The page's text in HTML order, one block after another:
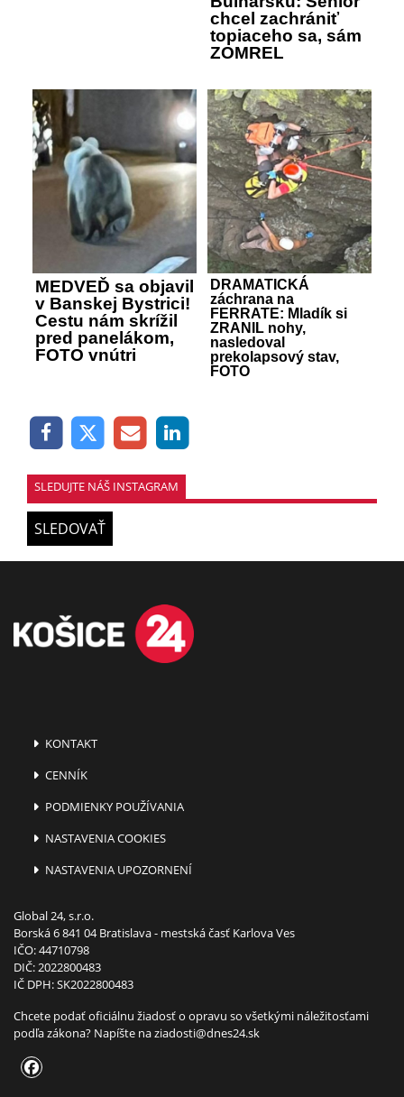
chcel zachrániť
topiaceho sa, sám
ZOMREL
MEDVEĎ sa objavil
v Banskej Bystrici!
Cestu nám skrížil
pred panelákom,
FOTO vnútri
DRAMATICKÁ
záchrana na
FERRATE: Mladík si
ZRANIL nohy,
nasledoval
prekolapsový stav,
FOTO
SLEDUJTE NÁŠ INSTAGRAM
SLEDOVAŤ
KONTAKT
CENNÍK
PODMIENKY POUŽÍVANIA
NASTAVENIA COOKIES
NASTAVENIA UPOZORNENÍ
Global 24, s.r.o.
Borská 6 841 04 Bratislava - mestská časť Karlova Ves
IČO: 44710798
DIČ: 2022800483
IČ DPH: SK2022800483
Chcete podať oficiálnu žiadosť o opravu so všetkými náležitosťami
podľa zákona? Napíšte naziadosti@dnes24.sk